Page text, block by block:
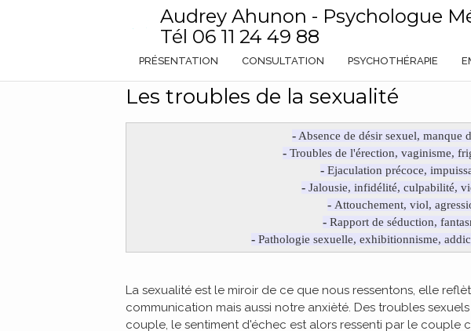
Audrey Ahunon - Psychologue
Tél 06 11 24 49 88
PRÉSENTATION CONSULTATION PSYCHOTHÉRAPIE
Les troubles de la sexualité
-Absence de désir sexuel, manque
-Troubles de l'érection, vaginisme,
- Ejaculation précoce,
- Jalousie, infidélité, culpabilité,
- Attouchement, viol,
- Rapport de séduction,
- Pathologie sexuelle, exhibitionnisme,
La sexualité est le miroir de ce que nous ressentons, elle
communication mais aussi notre anxièté. Des troubles
couple, le sentiment d'échec est alors ressenti par le couple